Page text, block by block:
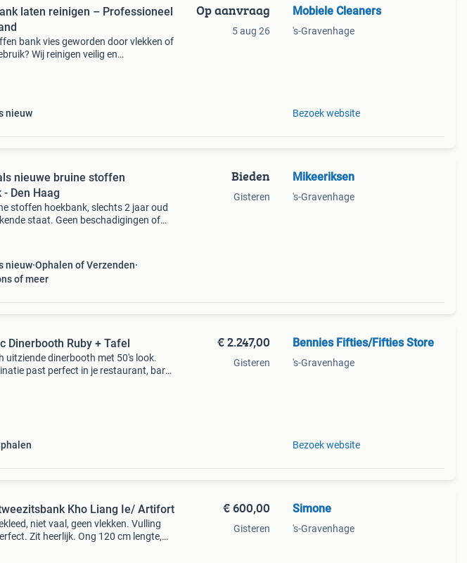
laten reinigen – Professioneel
bank vies geworden door vlekken of
Wij reinigen veilig en
nieuw
Op aanvraag
5 aug 26
Mobiele Cleaners
's-Gravenhage
Bezoek website
nieuwe bruine stoffen
- Den Haag
stoffen hoekbank, slechts 2 jaar oud
staat. Geen beschadigingen of
nieuw Ophalen of Verzenden
of meer
Bieden
Gisteren
Mikeeriksen
's-Gravenhage
Dinerbooth Ruby + Tafel
uitziende dinerbooth met 50's look.
past perfect in je restaurant, bar
€ 2.247,00
Gisteren
Bennies Fifties/Fifties Store
's-Gravenhage
Bezoek website
Kho Liang Ie/ Artifort
niet vaal, geen vlekken. Vulling
Zit heerlijk. Ong 120 cm lengte,
€ 600,00
Gisteren
Simone
's-Gravenhage